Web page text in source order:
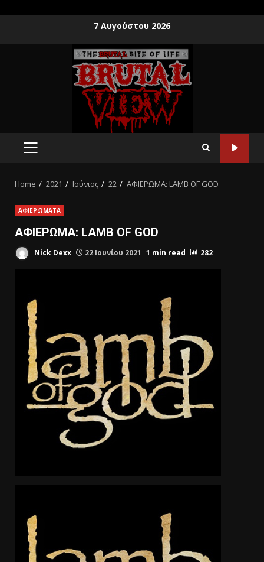
7 Αυγούστου 2026
Home 2021 Ιούνιος 22 ΑΦΙΕΡΩΜΑ: LAMB OF GOD
ΑΦΙΕΡΩΜΑΤΑ
ΑΦΙΕΡΩΜΑ: LAMB OF GOD
Nick Dexx 22 Ιουνίου 2021 1 min read 282